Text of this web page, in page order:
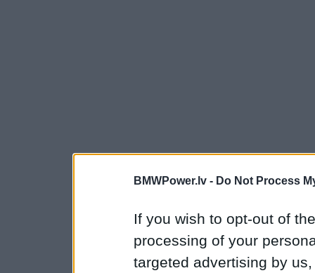
BMWPower.lv - Do Not Process
If you wish to opt-out of
processing of your
targeted advertising by